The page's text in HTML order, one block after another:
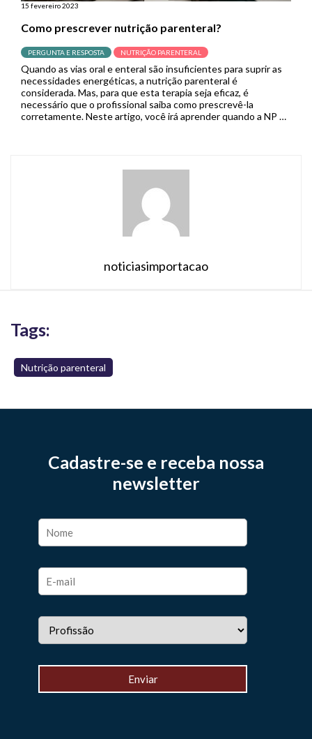
15 fevereiro 2023
Como prescrever nutrição parenteral?
PERGUNTA E RESPOSTA NUTRIÇÃO PARENTERAL
Quando as vias oral e enteral são insuficientes para suprir as
necessidades energéticas, a nutrição parenteral é
considerada. Mas, para que esta terapia seja eficaz, é
necessário que o profissional saiba como prescrevê-la
corretamente. Neste artigo, você irá aprender quando a NP é
noticiasimportacao
Tags:
Nutrição parenteral
Cadastre-se e receba nossa
newsletter